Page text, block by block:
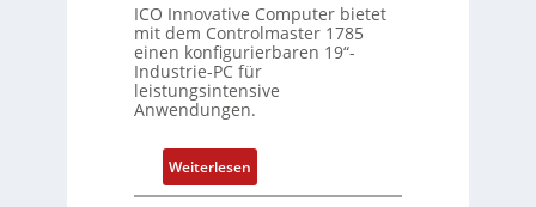
e
m
e
n
t
e
m
ICO Innovative Computer bietet
mit dem Controlmaster 1785
einen konfigurierbaren 19“-
Industrie-PC für
leistungsintensive
Anwendungen.
Weiterlesen:
1